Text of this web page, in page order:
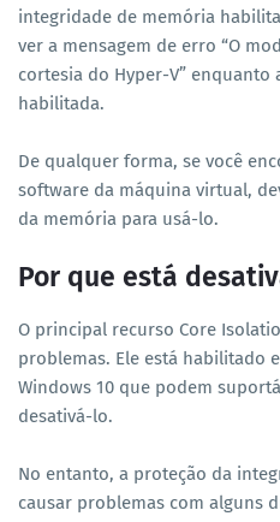
integridade de memória
ver a mensagem de erro “O
cortesia do Hyper-V”
habilitada.
De qualquer forma, se você
software da máquina virtual,
da memória para usá-lo.
Por que está
O principal recurso Core
problemas. Ele está habilitado
Windows 10 que podem
desativá-lo.
No entanto, a proteção da
causar problemas com alguns